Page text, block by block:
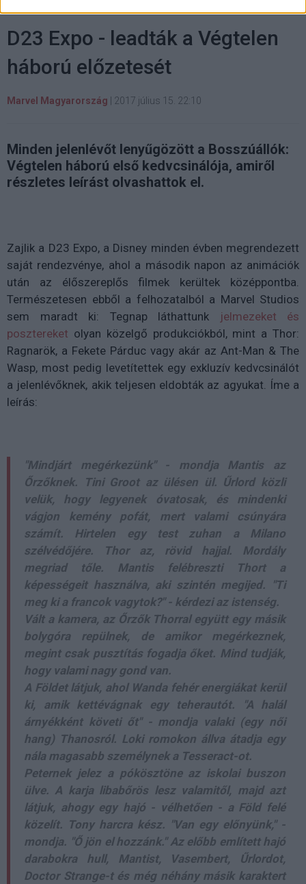
D23 Expo - leadták a Végtelen
háború előzetesét
Marvel Magyarország 2017 július 15. 22:10
Minden jelenlévőt lenyűgözött a Bosszúállók:
Végtelen háború első kedvcsinálója, amiről
részletes leírást olvashattok el.
Zajlik a D23 Expo, a Disney minden évben megrendezett
saját rendezvénye, ahol a második napon az animációk
után az élőszereplős filmek kerültek középpontba.
Természetesen ebből a felhozatalból a Marvel Studios
sem maradt ki: Tegnap láthattunk
jelmezeket és
posztereket olyan közelgő produkciókból, mint a Thor:
Ragnarök, a Fekete Párduc vagy akár az Ant-Man & The
Wasp, most pedig levetítettek egy exkluzív kedvcsinálót
a jelenlévőknek, akik teljesen eldobták az agyukat. Íme a
leírás:
"Mindjárt megérkezünk" - mondja Mantis az
Őrzőknek. Tini Groot az ülésen ül. Űrlord közli
velük, hogy legyenek óvatosak, és mindenki
vágjon kemény pofát, mert valami csúnyára
számít. Hirtelen egy test zuhan a Milano
szélvédőjére. Thor az, rövid hajjal. Mordály
megriad tőle. Mantis felébreszti Thort a
képességeit használva, aki szintén megijed. "Ti
meg ki a francok vagytok?" - kérdezi az istenség.
Vált a kamera, az Őrzők Thorral együtt egy másik
bolygóra repülnek, de amikor megérkeznek,
megint csak pusztítás fogadja őket. Mind tudják,
hogy valami nagy gond van.
A Földet látjuk, ahol Wanda fehér energiákat kerül
ki, amik kettévágnak egy teherautót. "A halál
árnyékként követi őt" - mondja valaki (egy női
hang) Thanosról. Loki romokon állva átadja egy
nála magasabb személynek a Tesseract-ot.
Peternek jelez a pókösztöne az iskolai buszon
ülve. A karja libabőrös lesz valamitől, majd azt
látjuk, ahogy egy hajó - vélhetően - a Föld felé
közelít. Tony harcra kész. "Van egy előnyünk," -
mondja. "Ő jön el hozzánk." Az előbb említett hajó
darabokra hull, Mantist, Vasembert, Űrlordot,
Doctor Strange-t és még néhány másik karaktert